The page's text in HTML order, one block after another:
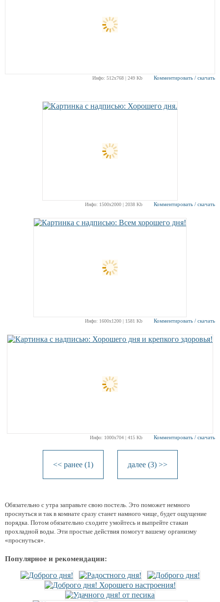
Инфо: 512х768 | 249 Kb Комментировать / скачать
Инфо: 1500х2000 | 2038 Kb Комментировать / скачать
Инфо: 1600х1200 | 1581 Kb Комментировать / скачать
Инфо: 1000х704 | 415 Kb Комментировать / скачать
<< ранее (1) далее (3) >>
Обязательно с утра заправьте свою постель. Это поможет немного
проснуться и так в комнате сразу станет намного чище, будет ощущение
порядка. Потом обязательно сходите умойтесь и выпрейте стакан
прохладной воды. Эти простые действия помогут вашему организму
«проснуться».
Популярное и рекомендации: